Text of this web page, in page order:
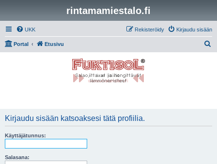
rintamamiestalo.fi
UKK Kirjaudu sisään
Rekisteröidy
Portal Etusivu
Kirjaudu sisään katsoaksesi tätä profiilia.
Käyttäjätunnus:
Salasana: